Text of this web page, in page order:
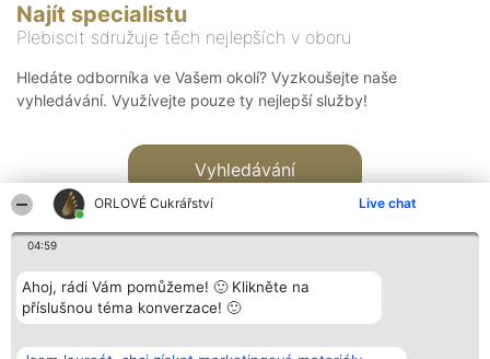
ORLOVÉ Cukrářství Live chat
04:59
Ahoj, rádi Vám pomůžeme! 🙂 Klikněte na
příslušnou téma konverzace! 🙂
Najít specialistu
Plebiscit sdružuje těch nejlepších v oboru
Hledáte odborníka ve Vašem okolí? Vyzkoušejte naše
vyhledávání. Využívejte pouze ty nejlepší služby!
Vyhledávání
Bright Side Solutions sp. z o.
Vítězové
Kontakt